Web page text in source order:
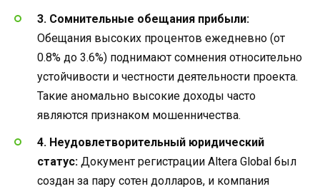
3. Сомнительные обещания прибыли:
Обещания высоких процентов ежедневно (от
0.8% до 3.6%) поднимают сомнения относительно
устойчивости и честности деятельности проекта.
Такие аномально высокие доходы часто
являются признаком мошенничества.
4. Неудовлетворительный юридический
статус: Документ регистрации Altera Global был
создан за пару сотен долларов, и компания